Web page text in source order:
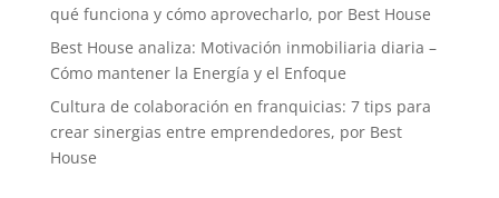
qué funciona y cómo aprovecharlo, por Best House
Best House analiza: Motivación inmobiliaria diaria –
Cómo mantener la Energía y el Enfoque
Cultura de colaboración en franquicias: 7 tips para
crear sinergias entre emprendedores, por Best
House